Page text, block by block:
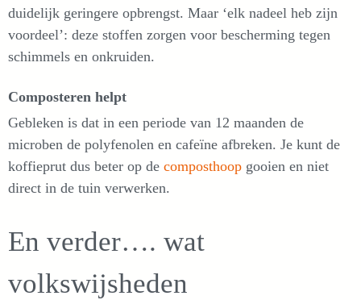
duidelijk geringere opbrengst. Maar ‘elk nadeel heb zijn
voordeel’: deze stoffen zorgen voor bescherming tegen
schimmels en onkruiden.
Composteren helpt
Gebleken is dat in een periode van 12 maanden de
microben de polyfenolen en cafeïne afbreken. Je kunt de
koffieprut dus beter op de composthoop gooien en niet
direct in de tuin verwerken.
En verder…. wat
volkswijsheden